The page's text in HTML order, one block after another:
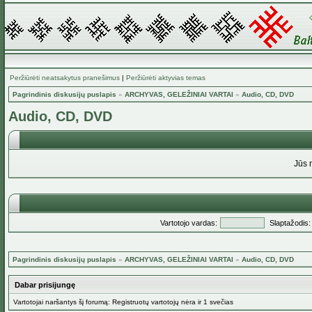
Peržiūrėti neatsakytus pranešimus | Peržiūrėti aktyvias temas
Pagrindinis diskusijų puslapis » ARCHYVAS, GELEŽINIAI VARTAI » Audio, CD, DVD
Audio, CD, DVD
Jūs
Vartotojo vardas: Slaptažodis:
Pagrindinis diskusijų puslapis » ARCHYVAS, GELEŽINIAI VARTAI » Audio, CD, DVD
Dabar prisijungę
Vartotojai naršantys šį forumą: Registruotų vartotojų nėra ir 1 svečias